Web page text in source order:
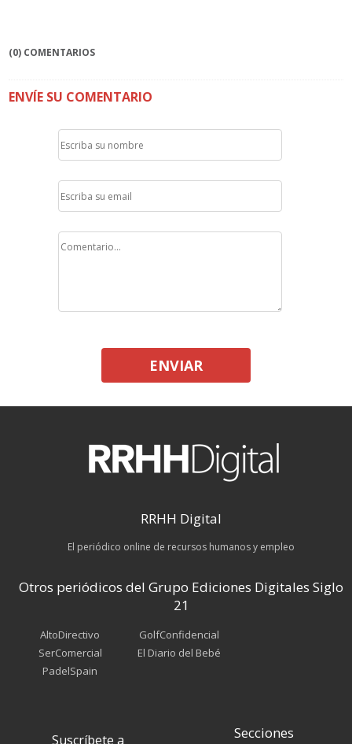
(0) COMENTARIOS
ENVÍE SU COMENTARIO
ENVIAR
RRHH Digital
El periódico online de recursos humanos y empleo
Otros periódicos del Grupo Ediciones Digitales Siglo
21
AltoDirectivo
SerComercial
PadelSpain
GolfConfidencial
El Diario del Bebé
Suscríbete a Secciones